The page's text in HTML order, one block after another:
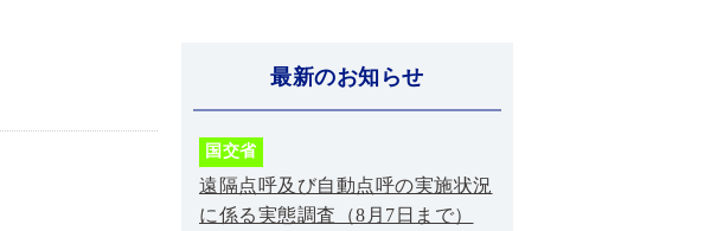
最新のお知らせ
国交省
遠隔点呼及び自動点呼の実施状況
に係る実態調査（8月7日まで）